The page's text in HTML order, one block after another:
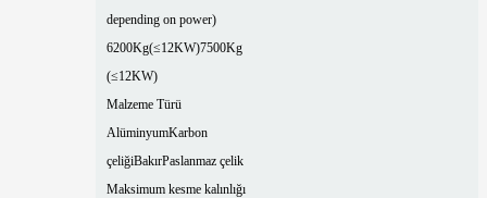
depending on power)
6200Kg(≤12KW)7500Kg
(≤12KW)
Malzeme Türü
AlüminyumKarbon
çeliğiBakırPaslanmaz çelik
Maksimum kesme kalınlığı